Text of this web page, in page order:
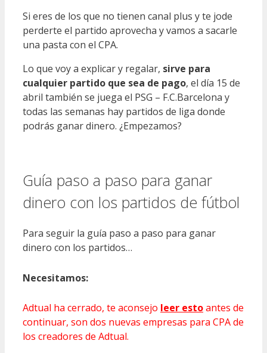
Si eres de los que no tienen canal plus y te jode
perderte el partido aprovecha y vamos a sacarle
una pasta con el CPA.
Lo que voy a explicar y regalar, sirve para
cualquier partido que sea de pago, el día 15 de
abril también se juega el PSG – F.C.Barcelona y
todas las semanas hay partidos de liga donde
podrás ganar dinero. ¿Empezamos?
Guía paso a paso para ganar
dinero con los partidos de fútbol
Para seguir la guía paso a paso para ganar
dinero con los partidos…
Necesitamos:
Adtual ha cerrado, te aconsejo leer estoantes de
continuar, son dos nuevas empresas para CPA de
los creadores de Adtual.